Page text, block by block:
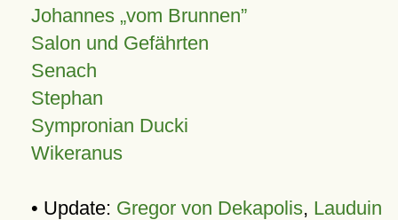
Johannes vom Brunnen
Salon und Gefährten
Senach
Stephan
Sympronian Ducki
Wikeranus
• Update: Gregor von Dekapolis, Lauduin